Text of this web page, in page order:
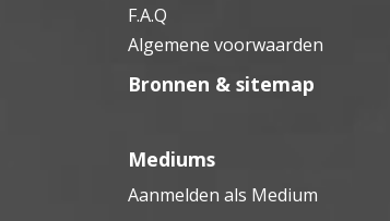
F.A.Q
Algemene voorwaarden
Bronnen & sitemap
Mediums
Aanmelden als Medium